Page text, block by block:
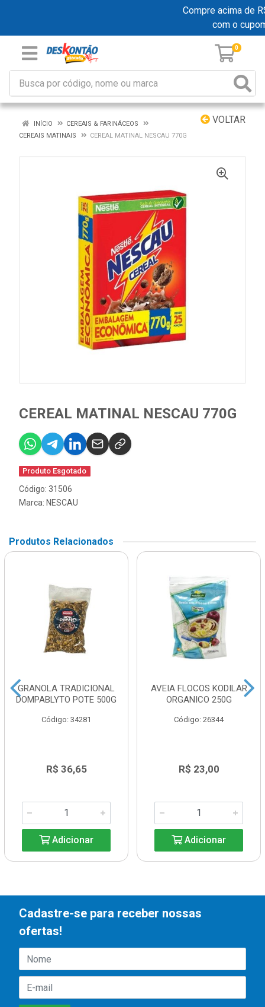
Compre acima de
com o
0
VOLTAR
INÍCIO
CEREAIS & FARINÁCEOS
CEREAIS MATINAIS
CEREAL MATINAL NESCAU 770G
CEREAL MATINAL NESCAU 770G
Produto Esgotado
Código: 31506
Marca: NESCAU
Produtos Relacionados
GRANOLA TRADICIONAL
DOMPABLYTO POTE 500G
Código: 34281
R$ 36,65
Adicionar
AVEIA FLOCOS KODILAR
ORGANICO 250G
Código: 26344
R$ 23,00
Adicionar
Cadastre-se para receber nossas
ofertas!